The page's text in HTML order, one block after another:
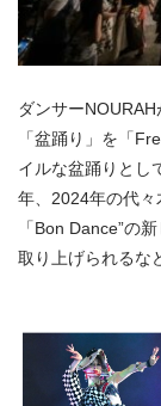
ダンサー
「盆踊り」を「
イルな盆踊りとし
年、2024年の代々
「Bon Dance”の
取り上げられるな